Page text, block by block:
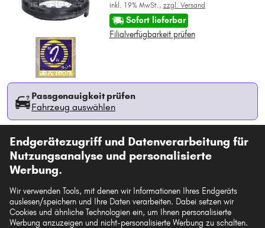
inkl. 19% MwSt., zzgl. Versand
Sofort lieferbar
Filialverfügbarkeit prüfen
Passgenauigkeit prüfen
Fahrzeug auswählen
In den Warenkorb
Zur Detailseite
Endgerätezugriff und Datenverarbeitung für
Nutzungsanalyse und personalisierte
Werbung.
Wir verwenden Tools, mit denen wir Informationen Ihres Endgeräts
auslesen/speichern und Ihre Daten verarbeiten. Dabei setzen wir
Cookies und ähnliche Technologien ein, um Ihnen personalisierte
Werbung anzuzeigen und nicht-personalisierte Werbung zu schalten.